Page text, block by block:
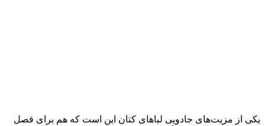
یکی از مزیت‌های جادویی لبا‌های کتان این است که هم برای فصل